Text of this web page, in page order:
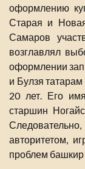
оформлению
Старая и
Самаров
возглавлял
оформлении
и Булзя
20 лет. Его
старшин
авторитетом,
проблем башкир